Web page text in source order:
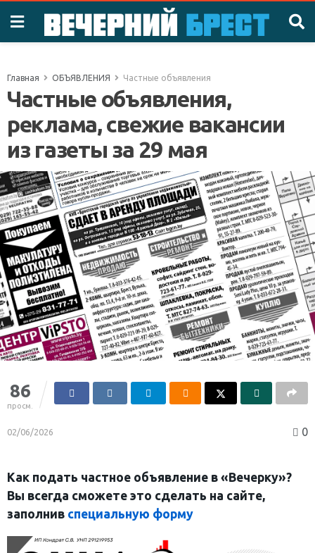
Главная ОБЪЯВЛЕНИЯ Частные объявления
Частные объявления,
реклама, свежие вакансии
из газеты за 29 мая
86
просм.
02/06/2026 0
Как подать частное объявление в «Вечерку»?
Вы всегда сможете это сделать на сайте,
заполнив специальную форму